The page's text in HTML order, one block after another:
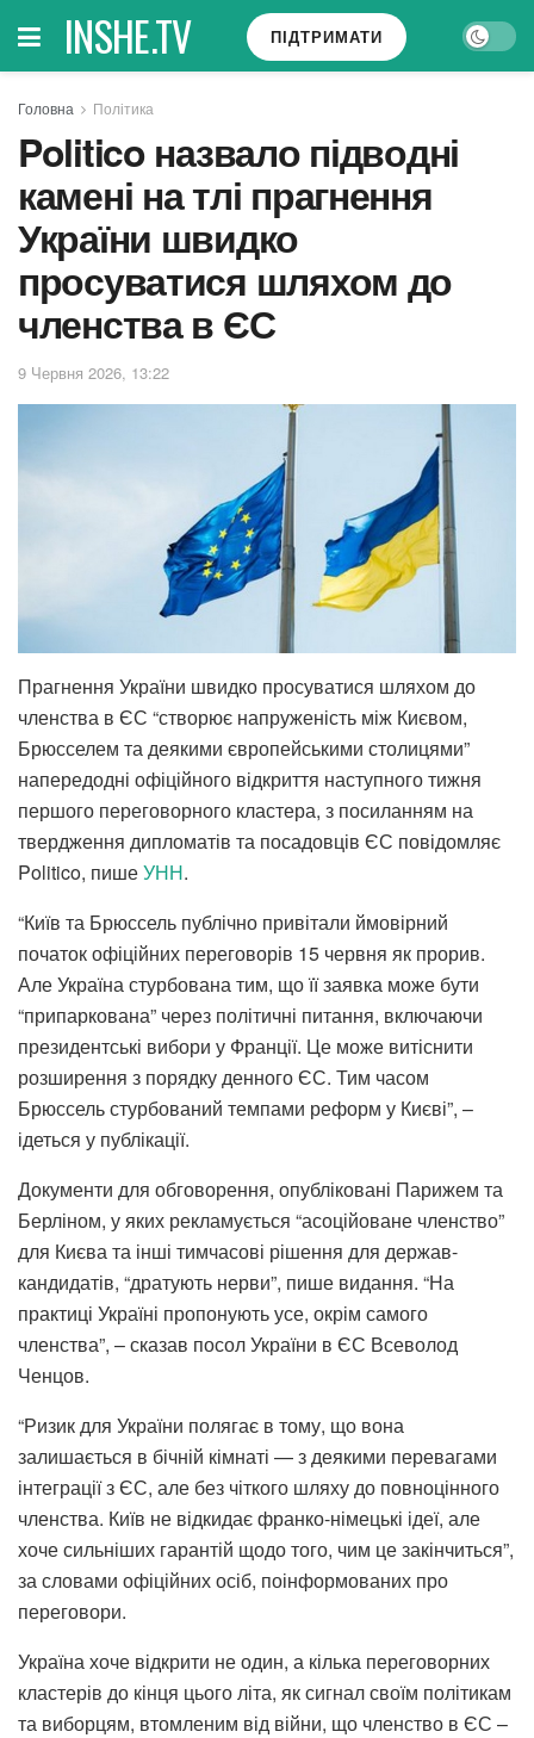
INSHE.TV ПІДТРИМАТИ
Головна Політика
Politico назвало підводні
камені на тлі прагнення
України швидко
просуватися шляхом до
членства в ЄС
9 Червня 2026, 13:22
Прагнення України швидко просуватися шляхом до
членства в ЄС “створює напруженість між Києвом,
Брюсселем та деякими європейськими столицями”
напередодні офіційного відкриття наступного тижня
першого переговорного кластера, з посиланням на
твердження дипломатів та посадовців ЄС повідомляє
Politico, пишеУНН.
“Київ та Брюссель публічно привітали ймовірний
початок офіційних переговорів 15 червня як прорив.
Але Україна стурбована тим, що її заявка може бути
“припаркована” через політичні питання, включаючи
президентські вибори у Франції. Це може витіснити
розширення з порядку денного ЄС. Тим часом
Брюссель стурбований темпами реформ у Києві”, –
ідеться у публікації.
Документи для обговорення, опубліковані Парижем та
Берліном, у яких рекламується “асоційоване членство”
для Києва та інші тимчасові рішення для держав-
кандидатів, “дратують нерви”, пише видання. “На
практиці Україні пропонують усе, окрім самого
членства”, – сказав посол України в ЄС Всеволод
Ченцов.
“Ризик для України полягає в тому, що вона
залишається в бічній кімнаті — з деякими перевагами
інтеграції з ЄС, але без чіткого шляху до повноцінного
членства. Київ не відкидає франко-німецькі ідеї, але
хоче сильніших гарантій щодо того, чим це закінчиться”,
за словами офіційних осіб, поінформованих про
переговори.
Україна хоче відкрити не один, а кілька переговорних
кластерів до кінця цього літа, як сигнал своїм політикам
та виборцям, втомленим від війни, що членство в ЄС –